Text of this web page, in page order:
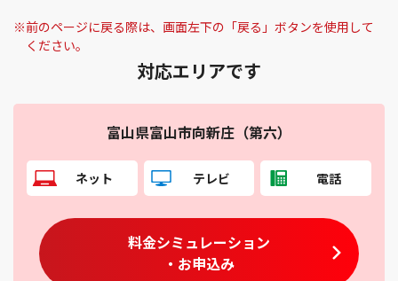
※前のページに戻る際は、画面左下の「戻る」ボタンを使用して
ください。
対応エリアです
富山県富山市向新庄（第六）
ネット テレビ 電話
料金シミュレーション
・お申込み